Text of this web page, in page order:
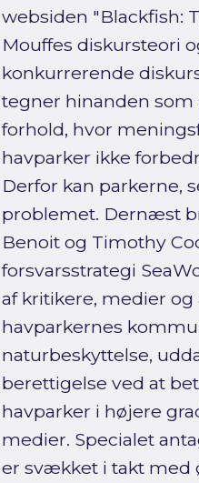
websiden "Blackfish:
Mouffes diskursteori
konkurrerende
tegner hinanden som
forhold, hvor
havparker ikke
Derfor kan parkerne,
problemet. Dernæst
Benoit og Timothy
forsvarsstrategi
af kritikere, medier
havparkernes
naturbeskyttelse,
berettigelse ved at
havparker i højere
medier. Specialet
er svækket i takt med